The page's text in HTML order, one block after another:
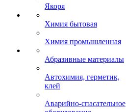
Якоря
Химия бытовая
Химия промышленная
Абразивные материалы
Автохимия, герметик,
клей
Аварийно-спасательное